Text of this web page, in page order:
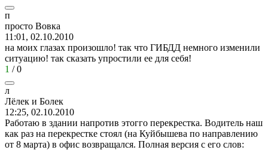
п
просто Вовка
11:01, 02.10.2010
на моих глазах произошло! так что ГИБДД немного изменили
ситуацию! так сказать упростили ее для себя!
1 /0
л
Лёлек и Болек
12:25, 02.10.2010
Работаю в здании напротив этогго перекрестка. Водитель наш
как раз на перекрестке стоял (на Куйбышева по направлению
от 8 марта) в офис возвращался. Полная версия с его слов: